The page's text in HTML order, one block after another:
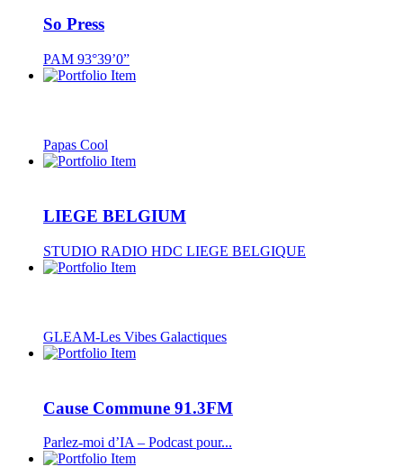
So Press
PAM 93°39’0”
Papas Cool
LIEGE BELGIUM
STUDIO RADIO HDC LIEGE BELGIQUE
GLEAM-Les Vibes Galactiques
Cause Commune 91.3FM
Parlez-moi d’IA – Podcast pour...